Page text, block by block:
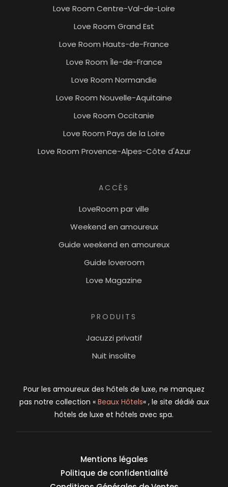
Love Room Centre-Val-de-Loire
Love Room Grand Est
Love Room Hauts-de-France
Love Room Île-de-France
Love Room Normandie
Love Room Nouvelle-Aquitaine
Love Room Occitanie
Love Room Pays de la Loire
Love Room Provence-Alpes-Côte d'Azur
ACCÈS
LoveRoom par ville
Weekend en amoureux
Guide weekend en amoureux
Guide loveroom
Love Magazine
PRODUITS
Jacuzzi privatif
Nuit insolite
Pour les amoureux des hôtels de luxe, ne manquez
pas notre collection « Beaux Hôtels« , le site dédié aux
hôtels de luxe et hôtels avec spa.
Mentions légales
Politique de confidentialité